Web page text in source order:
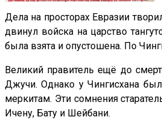
Дела на просторах Евразии
двинул войска на царство
была взята и опустошена. По
Великий правитель ещё до
Джучи. Однако у Чингисхана
меркитам. Эти сомнения
Ичену, Бату и Шейбани.